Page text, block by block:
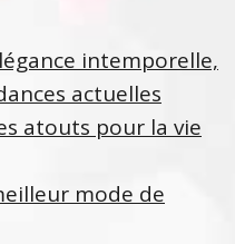
intemporelle,
actuelles
atouts pour la vie
mode de